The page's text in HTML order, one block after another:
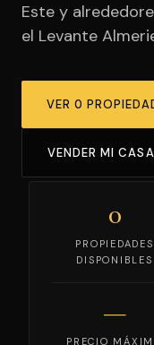
CONTACTO
Este y
el Levante
VER 0
VENDER MI
0
PROPIEDADES
DISPONIBLES
—
PRECIO